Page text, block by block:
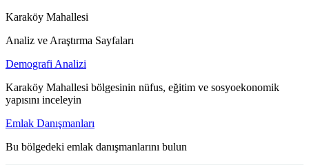
Karaköy Mahallesi
Analiz ve Araştırma Sayfaları
Demografi Analizi
Karaköy Mahallesi bölgesinin nüfus, eğitim ve sosyoekonomik
yapısını inceleyin
Emlak Danışmanları
Bu bölgedeki emlak danışmanlarını bulun